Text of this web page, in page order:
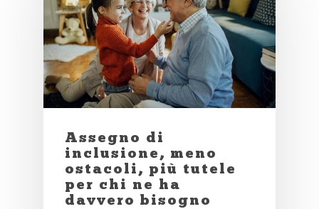
Assegno di
inclusione, meno
ostacoli, più tutele
per chi ne ha
davvero bisogno